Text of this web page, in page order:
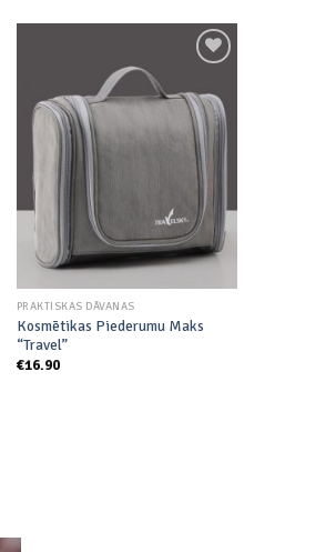
Add to
wishlist
PRAKTISKAS DĀVANAS
Kosmētikas Piederumu Maks
“Travel”
€16.90